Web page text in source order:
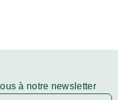
à notre newsletter